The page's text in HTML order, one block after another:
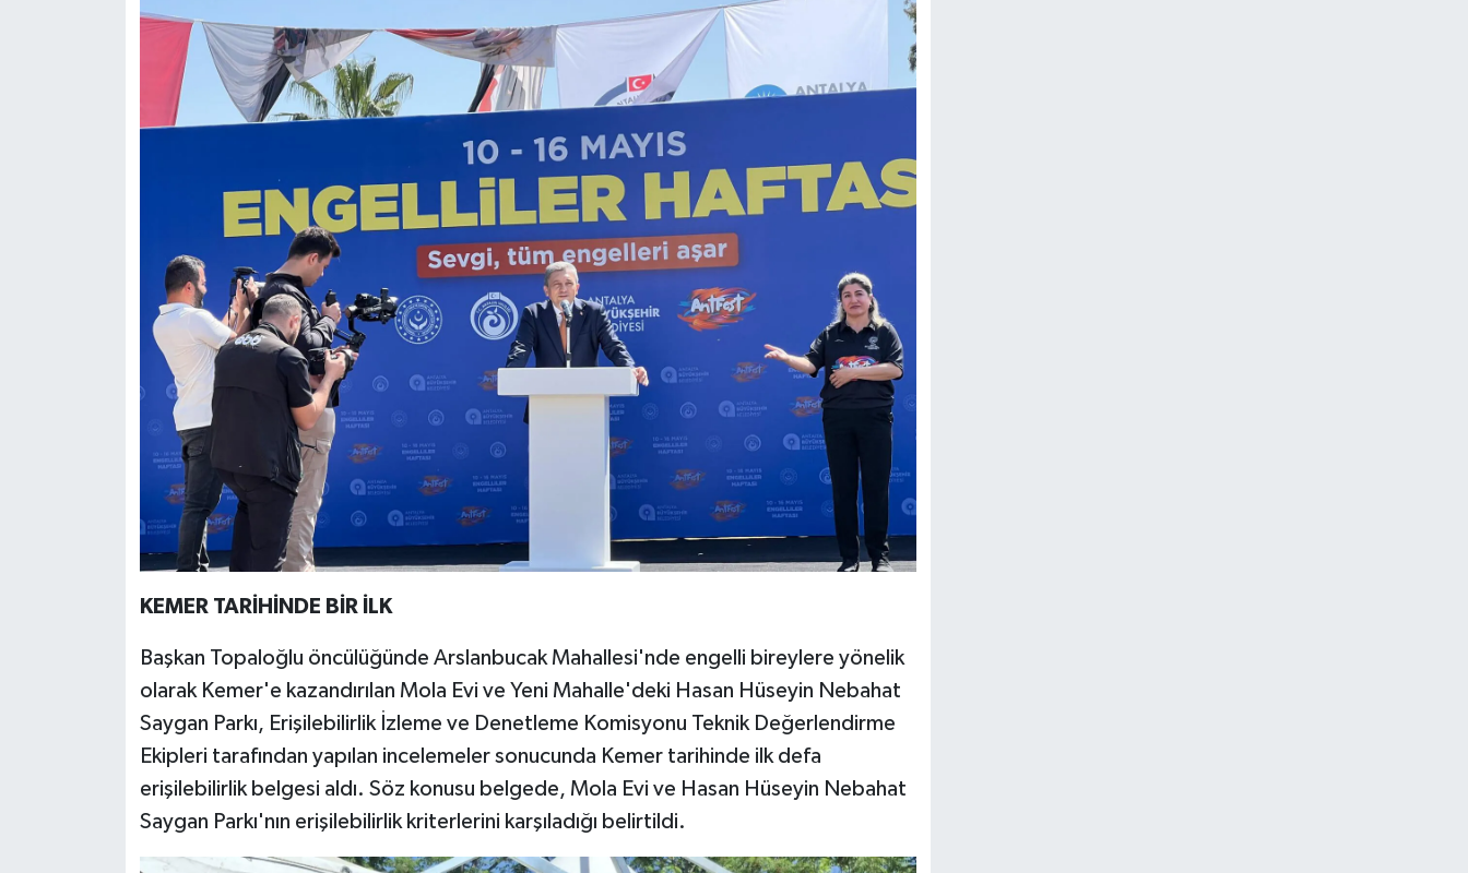
KEMER TARİHİNDE BİR İLK
Başkan Topaloğlu öncülüğünde Arslanbucak Mahallesi'nde engelli bireylere yönelik
olarak Kemer'e kazandırılan Mola Evi ve Yeni Mahalle'deki Hasan Hüseyin Nebahat
Saygan Parkı, Erişilebilirlik İzleme ve Denetleme Komisyonu Teknik Değerlendirme
Ekipleri tarafından yapılan incelemeler sonucunda Kemer tarihinde ilk defa
erişilebilirlik belgesi aldı. Söz konusu belgede, Mola Evi ve Hasan Hüseyin Nebahat
Saygan Parkı'nın erişilebilirlik kriterlerini karşıladığı belirtildi.